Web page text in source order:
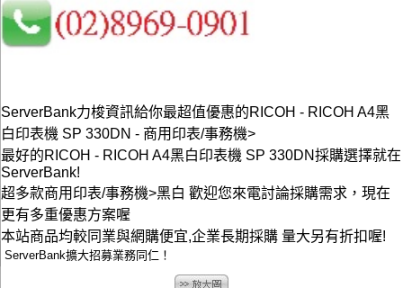
ServerBank力梭資訊給你最超值優惠的RICOH - RICOH A4黑
白印表機 SP 330DN - 商用印表/事務機>
最好的RICOH - RICOH A4黑白印表機 SP 330DN採購選擇就在
ServerBank!
超多款商用印表/事務機>黑白 歡迎您來電討論採購需求，現在
更有多重優惠方案喔
本站商品均較同業與網購便宜,企業長期採購 量大另有折扣喔!
ServerBank擴大招募業務同仁！